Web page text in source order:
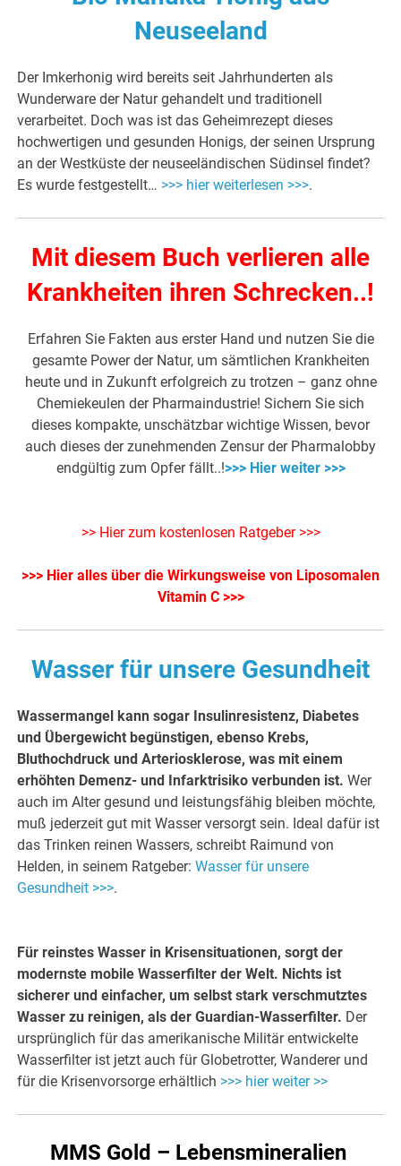
Neuseeland
Der Imkerhonig wird bereits seit Jahrhunderten als
Wunderware der Natur gehandelt und traditionell
verarbeitet. Doch was ist das Geheimrezept dieses
hochwertigen und gesunden Honigs, der seinen Ursprung
an der Westküste der neuseeländischen Südinsel findet?
Es wurde festgestellt… >>> hier weiterlesen >>>.
Mit diesem Buch verlieren alle
Krankheiten ihren Schrecken..!
Erfahren Sie Fakten aus erster Hand und nutzen Sie die
gesamte Power der Natur, um sämtlichen Krankheiten
heute und in Zukunft erfolgreich zu trotzen – ganz ohne
Chemiekeulen der Pharmaindustrie! Sichern Sie sich
dieses kompakte, unschätzbar wichtige Wissen, bevor
auch dieses der zunehmenden Zensur der Pharmalobby
endgültig zum Opfer fällt..!>>> Hier weiter >>>
>> Hier zum kostenlosen Ratgeber >>>
>>> Hier alles über die Wirkungsweise von Liposomalen
Vitamin C >>>
Wasser für unsere Gesundheit
Wassermangel kann sogar Insulinresistenz, Diabetes
und Übergewicht begünstigen, ebenso Krebs,
Bluthochdruck und Arteriosklerose, was mit einem
erhöhten Demenz- und Infarktrisiko verbunden ist. Wer
auch im Alter gesund und leistungsfähig bleiben möchte,
muß jederzeit gut mit Wasser versorgt sein. Ideal dafür ist
das Trinken reinen Wassers, schreibt Raimund von
Helden, in seinem Ratgeber:Wasser für unsere
Gesundheit >>>.
Für reinstes Wasser in Krisensituationen, sorgt der
modernste mobile Wasserfilter der Welt. Nichts ist
sicherer und einfacher, um selbst stark verschmutztes
Wasser zu reinigen, als der Guardian-Wasserfilter. Der
ursprünglich für das amerikanische Militär entwickelte
Wasserfilter ist jetzt auch für Globetrotter, Wanderer und
für die Krisenvorsorge erhältlich >>> hier weiter >>
MMS Gold – Lebensmineralien